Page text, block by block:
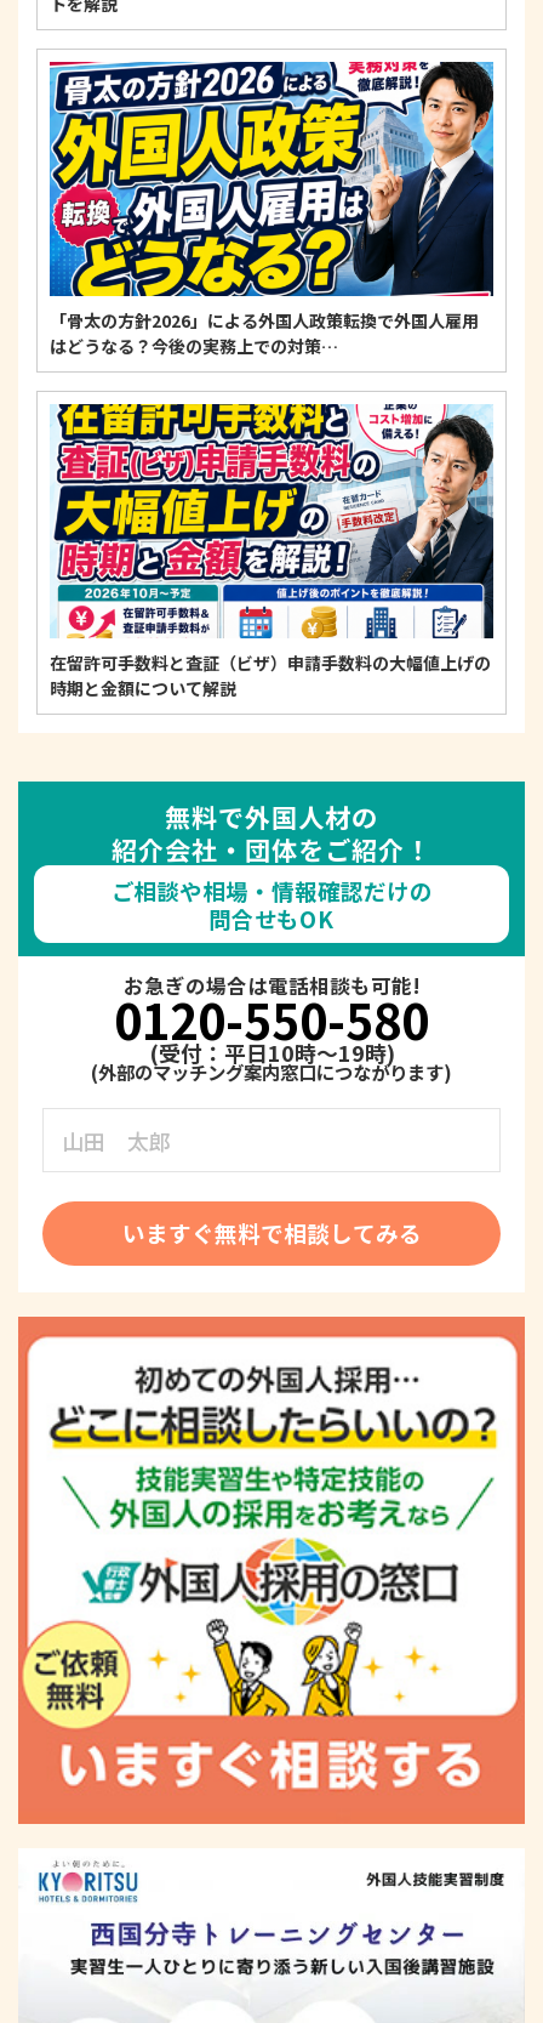
「骨太の方針2026」による外国人政策転換で外国人雇用
はどうなる？今後の実務上での対策…
在留許可手数料と査証（ビザ）申請手数料の大幅値上げの
時期と金額について解説
無料で外国人材の
紹介会社・団体をご紹介！
ご相談や相場・情報確認だけの
問合せもOK
お急ぎの場合は電話相談も可能!
0120-550-580
(受付：平日10時～19時)
いますぐ無料で相談してみる